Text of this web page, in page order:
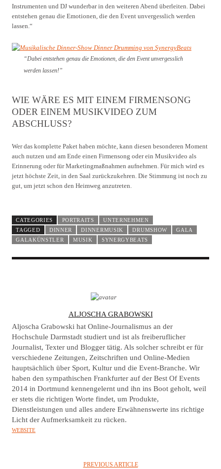
Instrumenten und DJ wunderbar in den weiteren Abend überleiten. Dabei
entstehen genau die Emotionen, die den Event unvergesslich werden
lassen.“
“Dabei entstehen genau die Emotionen, die den Event unvergesslich
werden lassen!”
WIE WÄRE ES MIT EINEM FIRMENSONG
ODER EINEM MUSIKVIDEO ZUM
ABSCHLUSS?
Wer das komplette Paket haben möchte, kann diesen besonderen Moment
auch nutzen und am Ende einen Firmensong oder ein Musikvideo als
Erinnerung oder für Marketingmaßnahmen aufnehmen. Für mich wird es
jetzt höchste Zeit, in den Saal zurückzukehren. Die Stimmung ist noch zu
gut, um jetzt schon den Heimweg anzutreten.
CATEGORIES PORTRAITS
UNTERNEHMEN
TAGGED
DINNER DINNERMUSIK DRUMSHOW
GALA
GALAKÜNSTLER
MUSIK SYNERGYBEATS
U
T
H
O
R
ALJOSCHA GRABOWSKI
Aljoscha Grabowski hat Online-Journalismus an der
Hochschule Darmstadt studiert und ist als freiberuflicher
Journalist, Texter und Blogger tätig. Als solcher schreibt er für
verschiedene Zeitungen, Zeitschriften und Online-Medien
hauptsächlich über Sport, Kultur und die Event-Branche. Wir
haben den sympathischen Frankfurter auf der Best Of Events
2014 in Dortmund kennengelernt und ihn ins Boot geholt, weil
er stets die richtigen Worte findet, um Produkte,
Dienstleistungen und alles andere Erwähnenswerte ins richtige
Licht der Aufmerksamkeit zu rücken.
WEBSITE
PREVIOUS ARTICLE